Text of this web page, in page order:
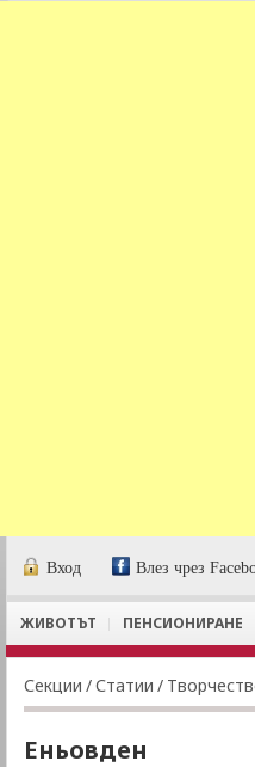
Вход Влез чрез
ЖИВОТЪТ ПЕНСИОНИРАНЕ
Секции /Статии /
Еньовден